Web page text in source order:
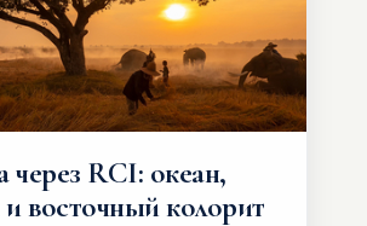
RCI: океан,
восточный колорит